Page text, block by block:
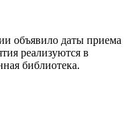
объявило даты приема
реализуются в
библиотека.